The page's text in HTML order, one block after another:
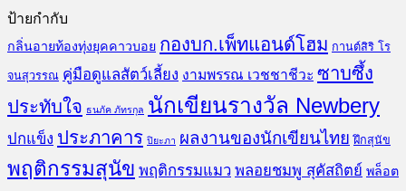
ป้ายกำกับ
กลิ่นอายท้องทุ่งยุคคาวบอย กองบก.เพ็ทแอนด์โฮม กานต์สิริ โร
จนสุวรรณ คู่มือดูแลสัตว์เลี้ยง งามพรรณ เวชชาชีวะ ซาบซึ้ง
ประทับใจ ธนภัค ภัทรกุล นักเขียนรางวัล Newbery
ปกแข็ง ประภาคาร ปิยะภา ผลงานของนักเขียนไทย ฝึกสุนัข
พฤติกรรมสุนัข พฤติกรรมแมว พลอยชมพู สุคัสถิตย์ พล็อต